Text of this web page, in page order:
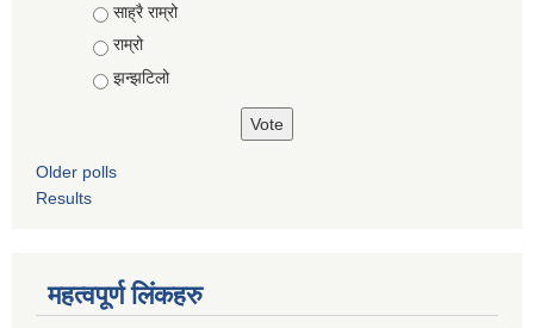
Choices
साह्रै राम्रो
राम्रो
झन्झटिलो
Older polls
Results
महत्वपूर्ण लिंकहरु